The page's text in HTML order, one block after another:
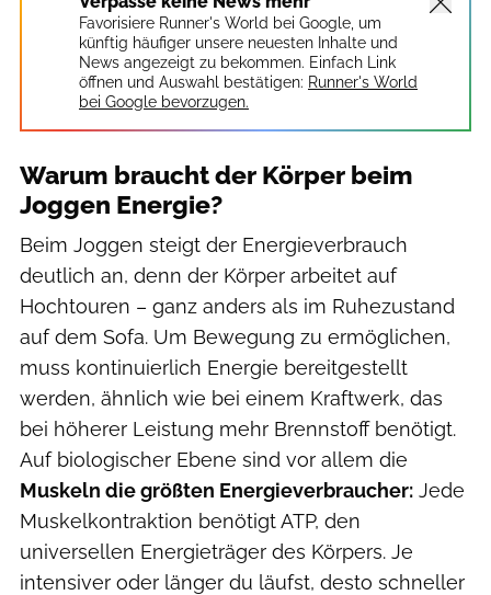
Favorisiere Runner's World bei Google, um
künftig häufiger unsere neuesten Inhalte und
News angezeigt zu bekommen. Einfach Link
öffnen und Auswahl bestätigen: Runner's World
bei Google bevorzugen.
Warum braucht der Körper beim
Joggen Energie?
Beim Joggen steigt der Energieverbrauch
deutlich an, denn der Körper arbeitet auf
Hochtouren – ganz anders als im Ruhezustand
auf dem Sofa. Um Bewegung zu ermöglichen,
muss kontinuierlich Energie bereitgestellt
werden, ähnlich wie bei einem Kraftwerk, das
bei höherer Leistung mehr Brennstoff benötigt.
Auf biologischer Ebene sind vor allem die
Muskeln die größten Energieverbraucher: Jede
Muskelkontraktion benötigt ATP, den
universellen Energieträger des Körpers. Je
intensiver oder länger du läufst, desto schneller